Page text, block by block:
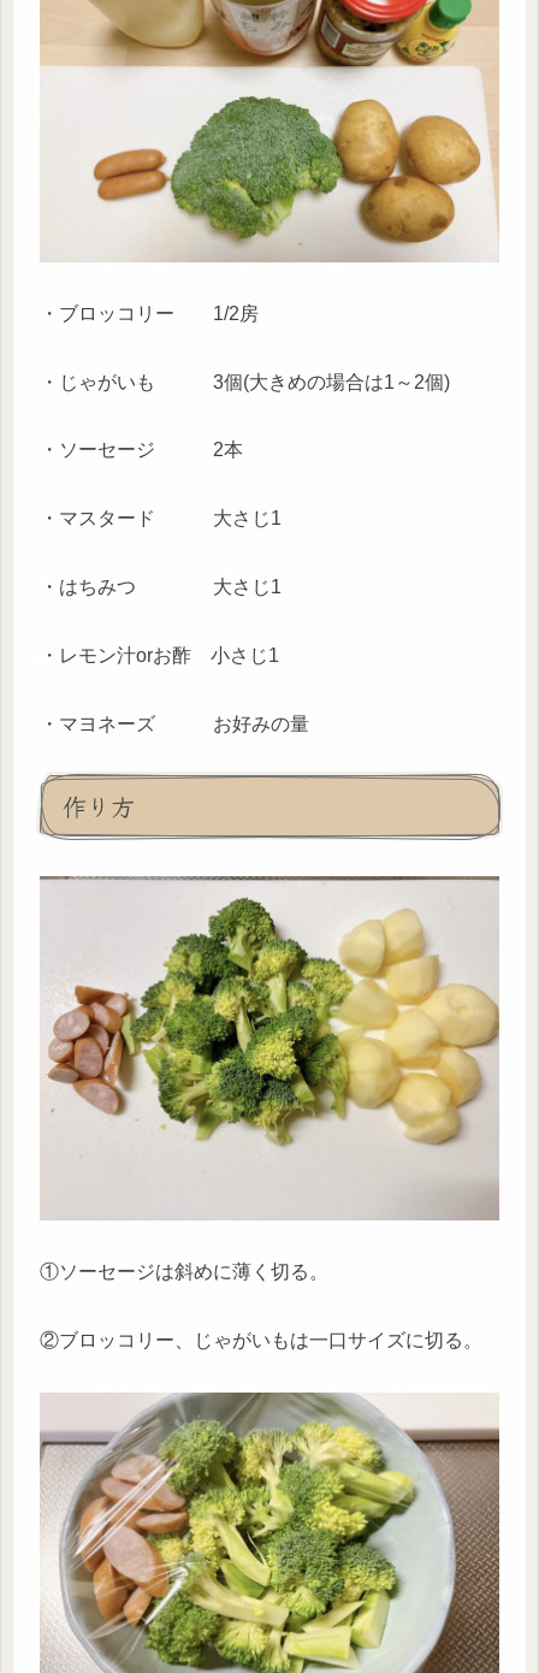
・ブロッコリー 1/2房
・じゃがいも 3個(大きめの場合は1～2個)
・ソーセージ 2本
・マスタード 大さじ1
・はちみつ 大さじ1
・レモン汁orお酢 小さじ1
・マヨネーズ お好みの量
作り方
①ソーセージは斜めに薄く切る。
②ブロッコリー、じゃがいもは一口サイズに切る。